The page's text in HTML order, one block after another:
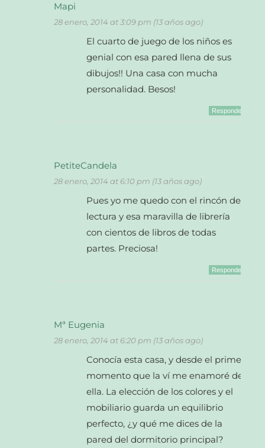
Mapi
28 enero, 2014 at 3:09 pm (13 años ago)
El cuarto de juego de los niños es
genial con esa pared llena de sus
dibujos!! Una casa con mucha
personalidad. Besos!
Responder
PetiteCandela
28 enero, 2014 at 6:10 pm (13 años ago)
Pues yo me quedo con el rincón de
lectura y esa maravilla de librería
con cientos de libros de todas
partes. Preciosa!
Responder
Mª Eugenia
28 enero, 2014 at 6:20 pm (13 años ago)
Conocía esta casa, y desde el primer
momento que la ví me enamoré de
ella. La elección de los colores y el
mobiliario guarda un equilibrio
perfecto, ¿y qué me dices de la
pared del dormitorio principal?